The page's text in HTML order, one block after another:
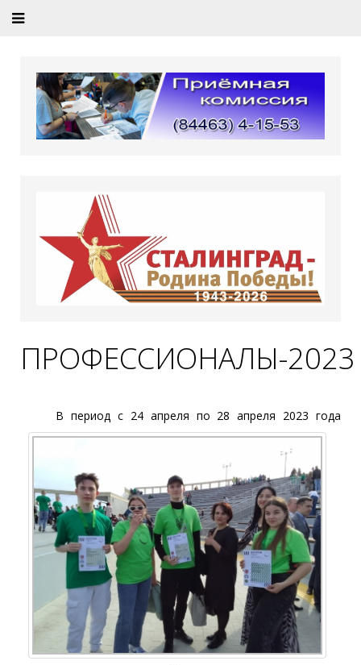
ПРОФЕССИОНАЛЫ-2023
В период с 24 апреля по 28 апреля 2023 года